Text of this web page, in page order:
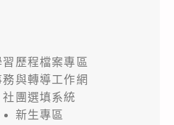
習歷程檔案專區
務與轉導工作網
社團選填系統
新生專區